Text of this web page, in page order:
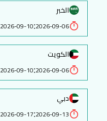
الخبر
2026-09-06
:
2026-09-10
الكويت
2026-09-06
:
2026-09-10
دبي
2026-09-13
:
2026-09-17